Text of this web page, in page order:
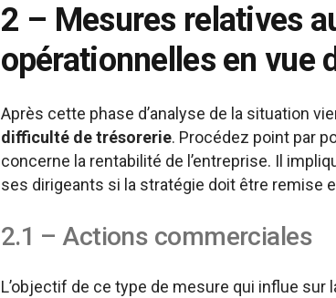
2 – Mesures relatives
opérationnelles en vue
Après cette phase d’analyse de la situation
difficulté de trésorerie. Procédez point par
concerne la rentabilité de l’entreprise. Il
ses dirigeants si la stratégie doit être remise
2.1 – Actions commerciales
L’objectif de ce type de mesure qui influe sur